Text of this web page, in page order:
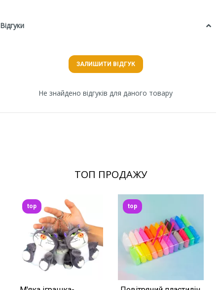
Відгуки
ЗАЛИШИТИ ВІДГУК
Не знайдено відгуків для даного товару
ТОП ПРОДАЖУ
top top